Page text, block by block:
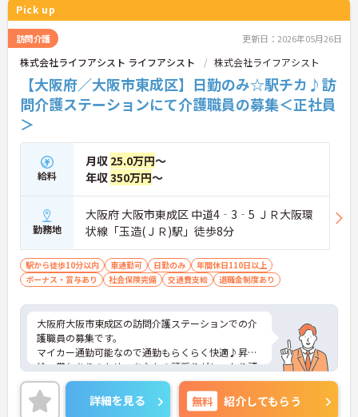
Pick up
訪問介護 更新日：2026年05月26日
株式会社ライフアシスト ライフアシスト 株式会社ライフアシスト
【大阪府／大阪市東成区】日勤のみ☆駅チカ♪訪
問介護ステーションにて介護職員の募集＜正社員
＞
給料
月収 25.0万円～
年収350万円～
勤務地
大阪府 大阪市東成区 中道4‐3‐5 ＪＲ大阪環
状線「玉造(ＪＲ)駅」徒歩8分
駅から徒歩10分以内 車通勤可 日勤のみ
年間休日110日以上
ボーナス・賞与あり
社会保険完備 交通費支給 退職金制度あり
大阪府大阪市東成区の訪問介護ステーションでの介
護職員の募集です。
マイカー通勤可能なので通勤もらくらく快適♪昇
給・賞与ありのため、あなたの頑張りがしっかり評
価されます。
ご興味のある方は、面接のポイントをお伝えします
のでお気軽にお問い合せください。
詳細を見る 無料 紹介してもらう